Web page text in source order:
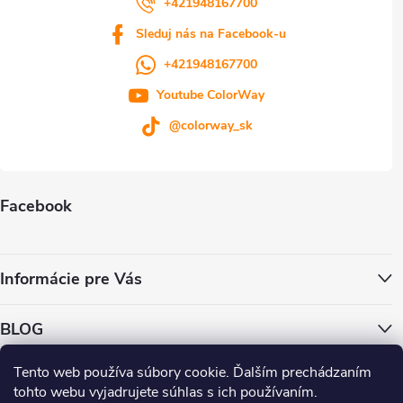
Tento web používa súbory cookie. Ďalším prechádzaním
tohto webu vyjadrujete súhlas s ich používaním.
Facebook
Informácie pre Vás
BLOG
Sleduj nás na Facebook-u
+421948167700
Youtube ColorWay
@colorway_sk
ColorWay.cz ColorWay.sk ColorWay.com
CapitalSystem.eu